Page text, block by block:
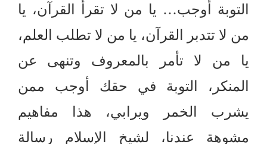
التوبة أوجب… يا من لا تقرأ القرآن، يا
من لا تتدبر القرآن، يا من لا تطلب العلم،
يا من لا تأمر بالمعروف وتنهى عن
المنكر، التوبة في حقك أوجب ممن
يشرب الخمر ويرابي، هذا مفاهيم
مشوهة عندنا، لشيخ الإسلام رسالة